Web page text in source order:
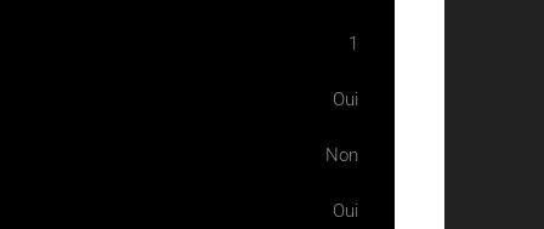
1
Oui
Non
Oui